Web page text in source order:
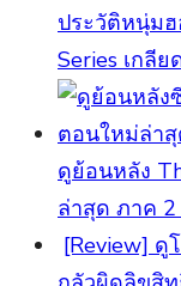
ประวัติหนุ่มฮ
Series เกลี
ดูย้อนหลัง
ล่าสุด ภาค
[Review]